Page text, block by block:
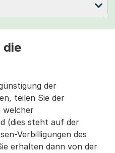
die
der
teilen Sie der
welcher
(dies steht auf der
Verbilligungen des
erhalten dann von der